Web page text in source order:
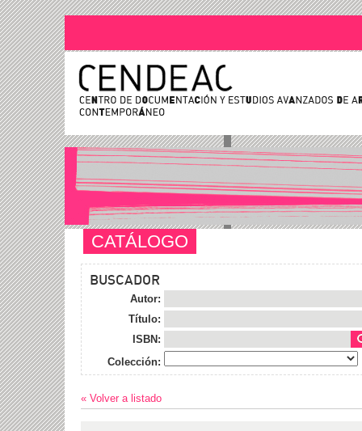
CATÁLOGO
BUSCADOR
Autor:
Título:
ISBN:
Colección:
« Volver a listado